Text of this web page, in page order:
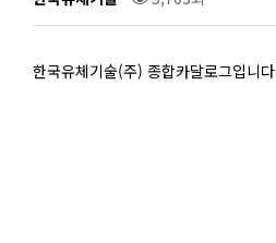
한국유체기술(주) 종합카달로그입니다